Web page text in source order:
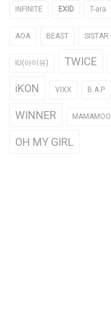
INFINITE EXID T-ara
AOA BEAST SISTAR
IU(아이유) TWICE
iKON VIXX B.A.P
WINNER MAMAMOO
OH MY GIRL